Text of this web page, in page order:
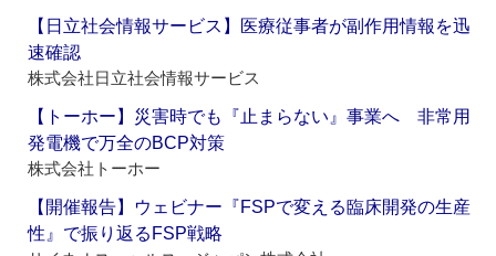
【日立社会情報サービス】医療従事者が副作用情報を迅
速確認
株式会社日立社会情報サービス
【トーホー】災害時でも『止まらない』事業へ 非常用
発電機で万全のBCP対策
株式会社トーホー
【開催報告】ウェビナー『FSPで変える臨床開発の生産
性』で振り返るFSP戦略